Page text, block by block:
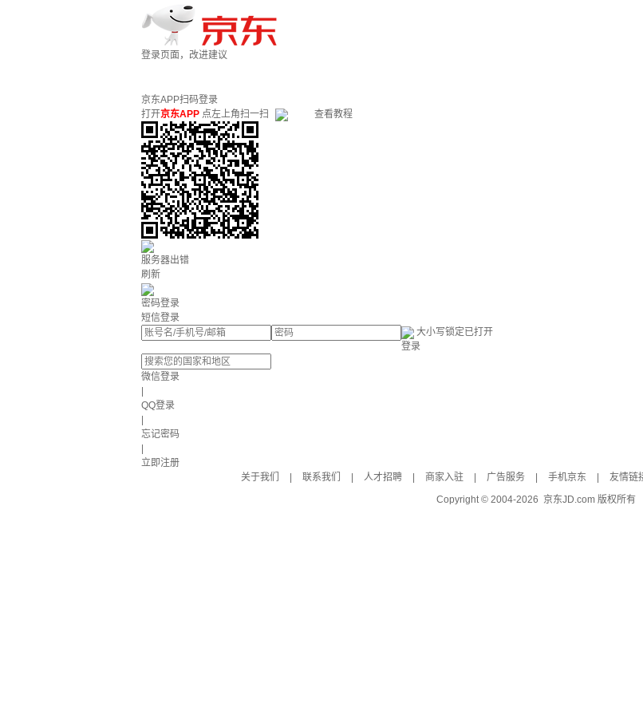
登录页面，改进建议
京东APP扫码登录
打开京东APP 点左上角扫一扫 查看教程
服务器出错
刷新
密码登录
短信登录
大小写锁定已打开
登录
微信登录
QQ登录
忘记密码
立即注册
关于我们
联系我们 人才招聘 商家入驻 广告服务 手机京东 友情链
Copyright © 2004-2026 京东JD.com 版权所有